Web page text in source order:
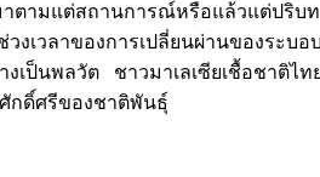
ามแต่สถานการณ์หรือแล้วแต่ปริ
งเวลาของการเปลี่ยนผ่านของระ
ป็นพลวัต ชาวมาเลเซียเชื้อชาติไ
กดิ์ศรีของชาติพันธุ์